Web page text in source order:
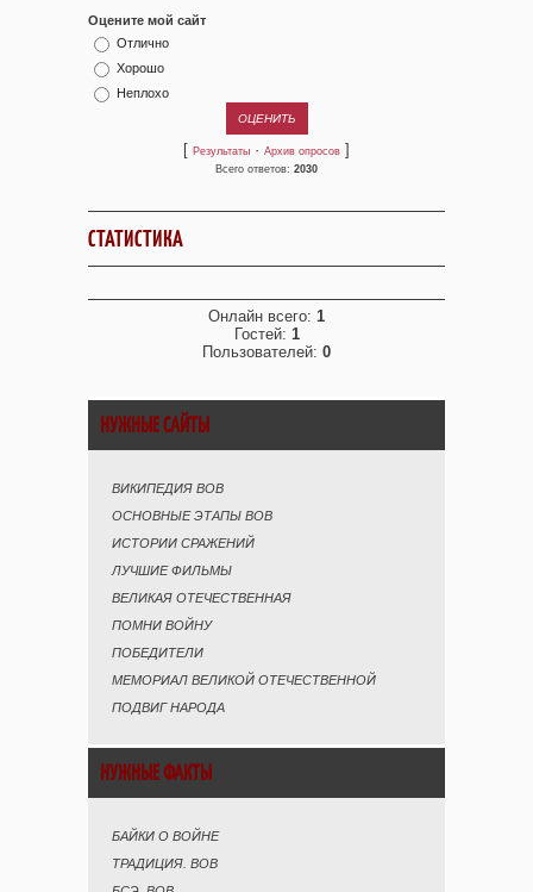
Оцените мой сайт
Отлично
Хорошо
Неплохо
[ Результаты · Архив опросов ]
Всего ответов: 2030
СТАТИСТИКА
Онлайн всего: 1
Гостей: 1
Пользователей: 0
НУЖНЫЕ САЙТЫ
ВИКИПЕДИЯ ВОВ
ОСНОВНЫЕ ЭТАПЫ ВОВ
ИСТОРИИ СРАЖЕНИЙ
ЛУЧШИЕ ФИЛЬМЫ
ВЕЛИКАЯ ОТЕЧЕСТВЕННАЯ
ПОМНИ ВОЙНУ
ПОБЕДИТЕЛИ
МЕМОРИАЛ ВЕЛИКОЙ ОТЕЧЕСТВЕННОЙ
ПОДВИГ НАРОДА
НУЖНЫЕ ФАКТЫ
БАЙКИ О ВОЙНЕ
ТРАДИЦИЯ. ВОВ